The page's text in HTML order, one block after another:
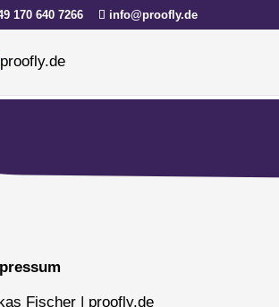
170 640 7266 info@proofly.de
Fischer | proofly.de